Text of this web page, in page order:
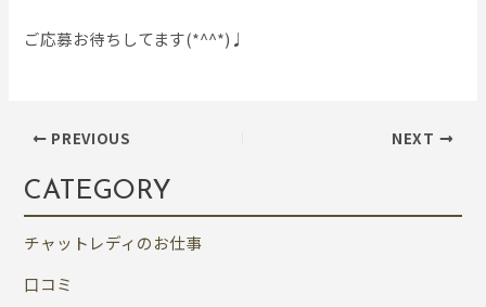
ご応募お待ちしてます(*^^*)♩
PREVIOUS NEXT
CATEGORY
チャットレディのお仕事
口コミ